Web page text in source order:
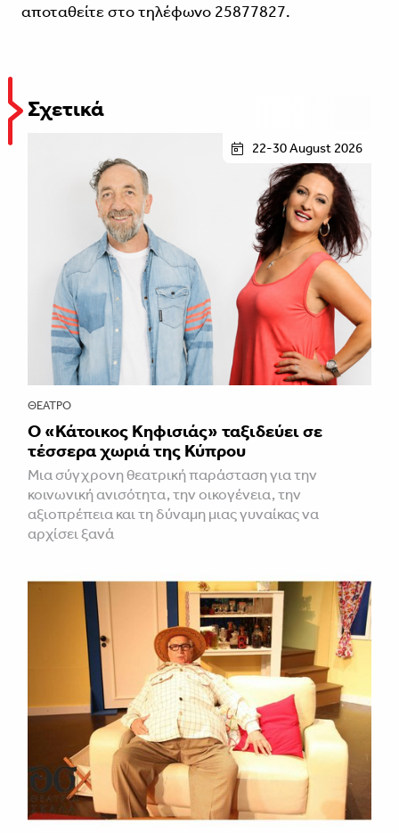
αποταθείτε στο τηλέφωνο 25877827.
Σχετικά
22-30 August 2026
ΘΈΑΤΡΟ
Ο «Κάτοικος Κηφισιάς» ταξιδεύει σε
τέσσερα χωριά της Κύπρου
Μια σύγχρονη θεατρική παράσταση για την
κοινωνική ανισότητα, την οικογένεια, την
αξιοπρέπεια και τη δύναμη μιας γυναίκας να
αρχίσει ξανά